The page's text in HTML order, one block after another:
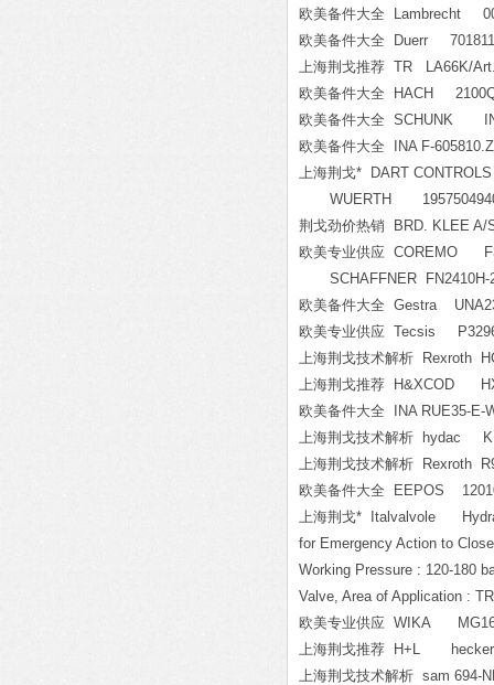
欧美备件大全 Lambrecht
欧美备件大全 Duerr
上海荆戈推荐 TR LA66K/
欧美备件大全 HACH
欧美备件大全 SCHUNK
欧美备件大全 INA F-
上海荆戈* DART
WUERTH
荆戈劲价热销 BRD. KLEE
欧美专业供应 COREMO
SCHAFFNER FN2410H-
欧美备件大全 Gestra
欧美专业供应 Tecsis
上海荆戈技术解析 Rexroth
上海荆戈推荐 H&XCOD
欧美备件大全 INA RUE35-E-
上海荆戈技术解析 hydac
上海荆戈技术解析 Rexroth
欧美备件大全 EEPOS
上海荆戈* Italvalvole
for Emergency Action to
Working Pressure : 120-180
Valve, Area of Application :
欧美专业供应 WIKA
上海荆戈推荐 H+L
上海荆戈技术解析 sam 694-